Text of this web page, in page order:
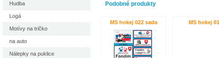
Hudba
Logá
Motívy na tričko
na auto
Nálepky na puklice
Podobné produkty
MS hokej 022 sada MS hokej